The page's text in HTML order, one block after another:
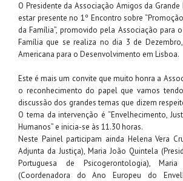
O Presidente da Associação Amigos da Grande
estar presente no 1º Encontro sobre
da Família”, promovido pela Associação para
Família que se realiza no dia 3 de
Americana para o Desenvolvimento em Lisboa.
Este é mais um convite que muito honra a
o reconhecimento do papel que vamos
discussão dos grandes temas que dizem
O tema da intervenção é “Envelhecimento,
Humanos” e inicia-se às 11.30 horas.
Neste Painel participam ainda Helena Vera
Adjunta da Justiça), Maria João Quintela
Portuguesa de Psicogerontologia), Maria
(Coordenadora do Ano Europeu do